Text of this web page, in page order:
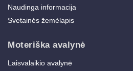
Naudinga informacija
Svetainės žemėlapis
Moteriška avalynė
Laisvalaikio avalynė